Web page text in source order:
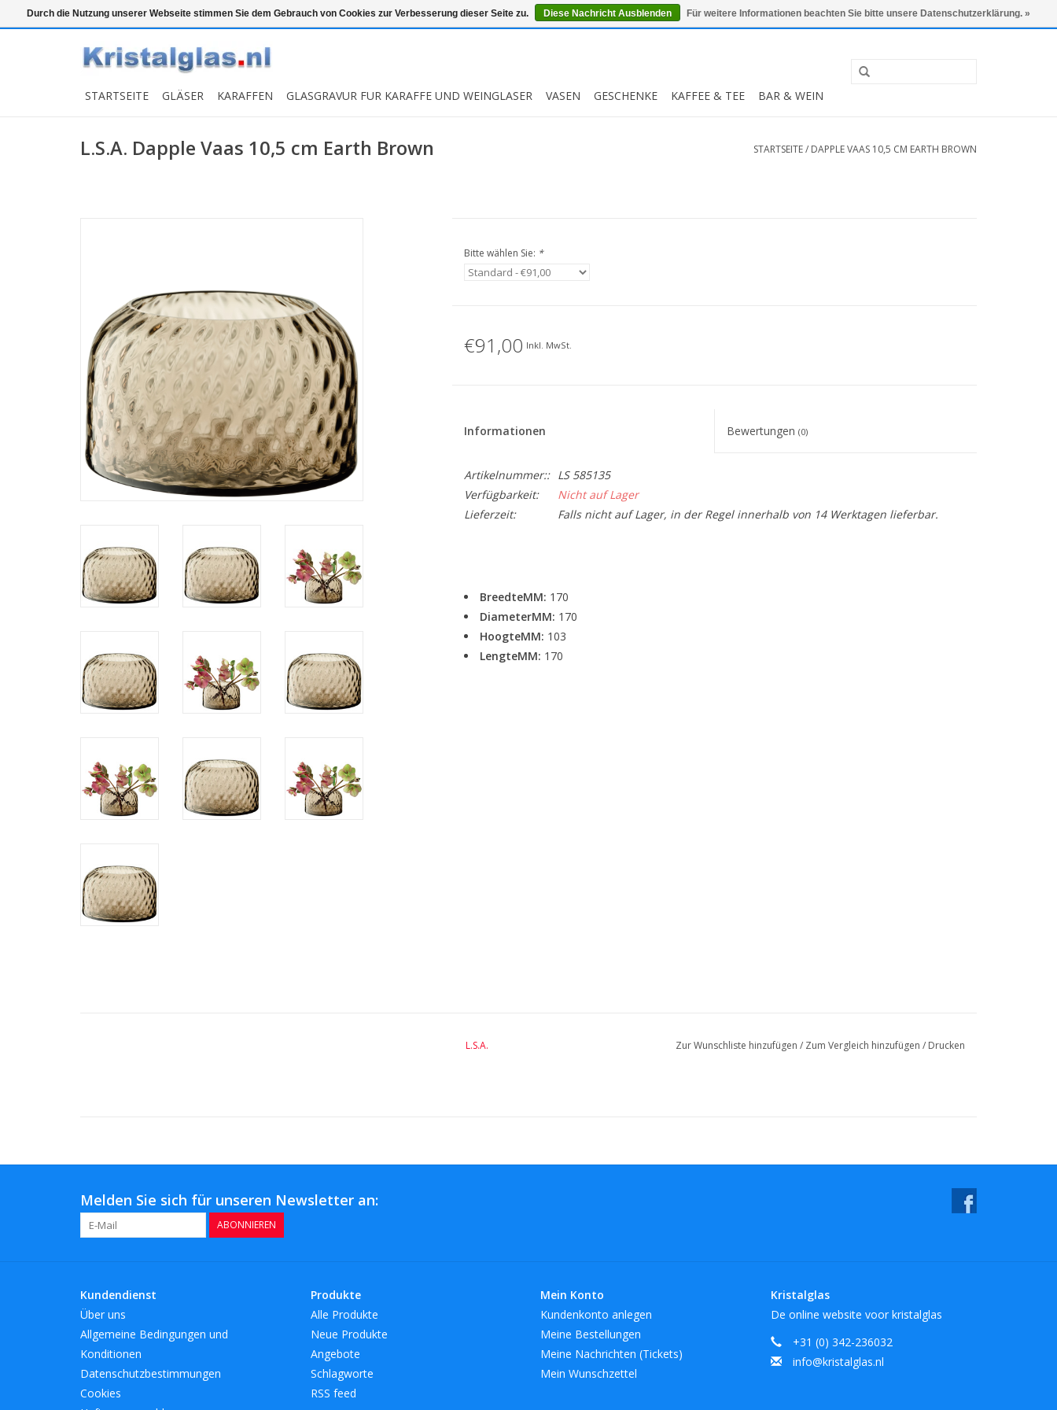
Top klasse Snelle levering Graveren 0 Artikel - €0,00 Mein Konto / Kundenkonto anlegen
STARTSEITE GLÄSER KARAFFEN GLASGRAVUR FUR KARAFFE UND WEINGLASER VASEN GESCHENKE KAFFEE & TEE BAR & WEIN
L.S.A. Dapple Vaas 10,5 cm Earth Brown STARTSEITE/ DAPPLE VAAS 10,5 CM EARTH BROWN
Bitte wählen Sie: *
€91,00 Inkl. MwSt.
Informationen Bewertungen(0)
Artikelnummer::
LS 585135
Verfügbarkeit:
Nicht auf Lager
Lieferzeit:
Falls nicht auf Lager, in der Regel innerhalb von 14 Werktagen lieferbar.
BreedteMM: 170
DiameterMM: 170
HoogteMM: 103
LengteMM: 170
L.S.A. Zur Wunschliste hinzufügen / Zum Vergleich hinzufügen / Drucken
Melden Sie sich für unseren Newsletter an:
ABONNIEREN
Kundendienst
Über uns
Allgemeine Bedingungen und
Konditionen
Datenschutzbestimmungen
Cookies
Produkte
Alle Produkte
Neue Produkte
Angebote
Schlagworte
RSS feed
Mein Konto
Kundenkonto anlegen
Meine Bestellungen
Meine Nachrichten (Tickets)
Mein Wunschzettel
Kristalglas
De online website voor kristalglas
+31 (0) 342-236032
info@kristalglas.nl
Durch die Nutzung unserer Webseite stimmen Sie dem Gebrauch von Cookies zur Verbesserung dieser Seite zu. Diese Nachricht Ausblenden Für weitere Informationen beachten Sie bitte unsere Datenschutzerklärung. »